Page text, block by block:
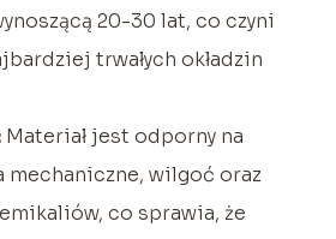
20-30 lat, co czyni
trwałych okładzin
Materiał jest odporny na
mechaniczne, wilgoć oraz
co sprawia, że